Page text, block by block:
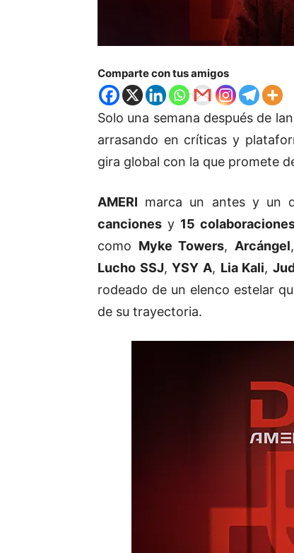
Comparte con tus amigos
Solo una semana después de
arrasando en críticas y
gira global con la que promete
AMERI marca un antes y un
canciones y 15
como Myke Towers, Arcángel,
Lucho SSJ,YSY A, Lia Kali,
rodeado de un elenco estelar
de su trayectoria.